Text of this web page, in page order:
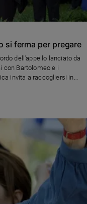
si ferma per pregare
dell'appello lanciato da
con Bartolomeo e i
invita a raccogliersi in
da Roma all'Argentina: in